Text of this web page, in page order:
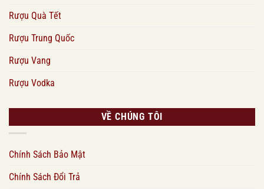
Rượu Quà Tết
Rượu Trung Quốc
Rượu Vang
Rượu Vodka
VỀ CHÚNG TÔI
Chính Sách Bảo Mật
Chính Sách Đổi Trả